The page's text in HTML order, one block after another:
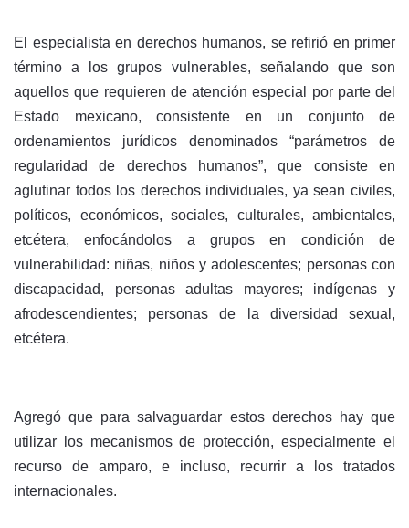
El especialista en derechos humanos, se refirió en primer
término a los grupos vulnerables, señalando que son
aquellos que requieren de atención especial por parte del
Estado mexicano, consistente en un conjunto de
ordenamientos jurídicos denominados “parámetros de
regularidad de derechos humanos”, que consiste en
aglutinar todos los derechos individuales, ya sean civiles,
políticos, económicos, sociales, culturales, ambientales,
etcétera, enfocándolos a grupos en condición de
vulnerabilidad: niñas, niños y adolescentes; personas con
discapacidad, personas adultas mayores; indígenas y
afrodescendientes; personas de la diversidad sexual,
etcétera.
Agregó que para salvaguardar estos derechos hay que
utilizar los mecanismos de protección, especialmente el
recurso de amparo, e incluso, recurrir a los tratados
internacionales.